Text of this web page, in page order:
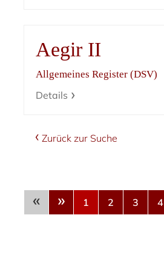
Aegir II
Allgemeines Register (DSV)
Details
Zurück zur Suche
« » 1 2 3 4